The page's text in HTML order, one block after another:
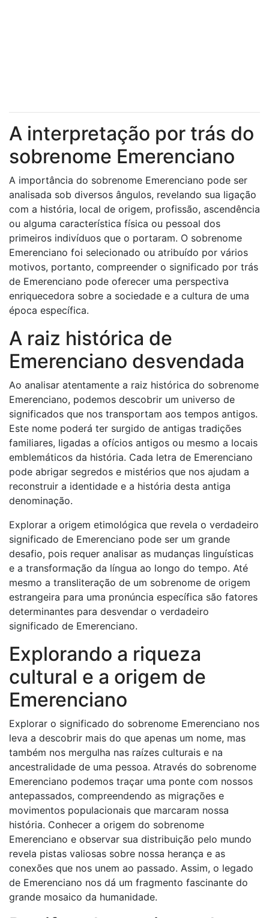
A interpretação por trás do
sobrenome Emerenciano
A importância do sobrenome Emerenciano pode ser
analisada sob diversos ângulos, revelando sua ligação
com a história, local de origem, profissão, ascendência
ou alguma característica física ou pessoal dos
primeiros indivíduos que o portaram. O sobrenome
Emerenciano foi selecionado ou atribuído por vários
motivos, portanto, compreender o significado por trás
de Emerenciano pode oferecer uma perspectiva
enriquecedora sobre a sociedade e a cultura de uma
época específica.
A raiz histórica de
Emerenciano desvendada
Ao analisar atentamente a raiz histórica do sobrenome
Emerenciano, podemos descobrir um universo de
significados que nos transportam aos tempos antigos.
Este nome poderá ter surgido de antigas tradições
familiares, ligadas a ofícios antigos ou mesmo a locais
emblemáticos da história. Cada letra de Emerenciano
pode abrigar segredos e mistérios que nos ajudam a
reconstruir a identidade e a história desta antiga
denominação.
Explorar a origem etimológica que revela o verdadeiro
significado de Emerenciano pode ser um grande
desafio, pois requer analisar as mudanças linguísticas
e a transformação da língua ao longo do tempo. Até
mesmo a transliteração de um sobrenome de origem
estrangeira para uma pronúncia específica são fatores
determinantes para desvendar o verdadeiro
significado de Emerenciano.
Explorando a riqueza
cultural e a origem de
Emerenciano
Explorar o significado do sobrenome Emerenciano nos
leva a descobrir mais do que apenas um nome, mas
também nos mergulha nas raízes culturais e na
ancestralidade de uma pessoa. Através do sobrenome
Emerenciano podemos traçar uma ponte com nossos
antepassados, compreendendo as migrações e
movimentos populacionais que marcaram nossa
história. Conhecer a origem do sobrenome
Emerenciano e observar sua distribuição pelo mundo
revela pistas valiosas sobre nossa herança e as
conexões que nos unem ao passado. Assim, o legado
de Emerenciano nos dá um fragmento fascinante do
grande mosaico da humanidade.